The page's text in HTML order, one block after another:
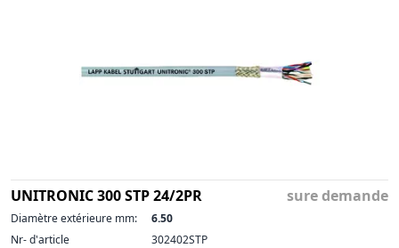
UNITRONIC 300 STP 24/2PR sure demande
Diamètre extérieure mm:
6.50
Nr- d'article
302402STP